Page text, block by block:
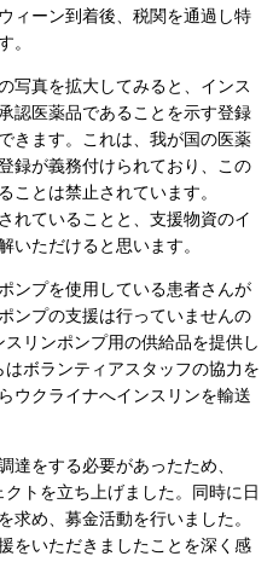
ィーン到着後、税関を通過し特
。
写真を拡大してみると、インス
認医薬品であることを示す登録
きます。これは、我が国の医薬
録が義務付けられており、この
ことは禁止されています。
れていることと、支援物資のイ
いただけると思います。
ンプを使用している患者さんが
ンプの支援は行っていませんの
リンポンプ用の供給品を提供し
ボランティアスタッフの協力を
ウクライナへインスリンを輸送
をする必要があったため、
クトを立ち上げました。同時に日
求め、募金活動を行いました。
をいただきましたことを深く感